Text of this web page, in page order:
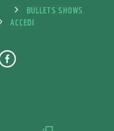
BULLETS SHOWS
ACCEDI